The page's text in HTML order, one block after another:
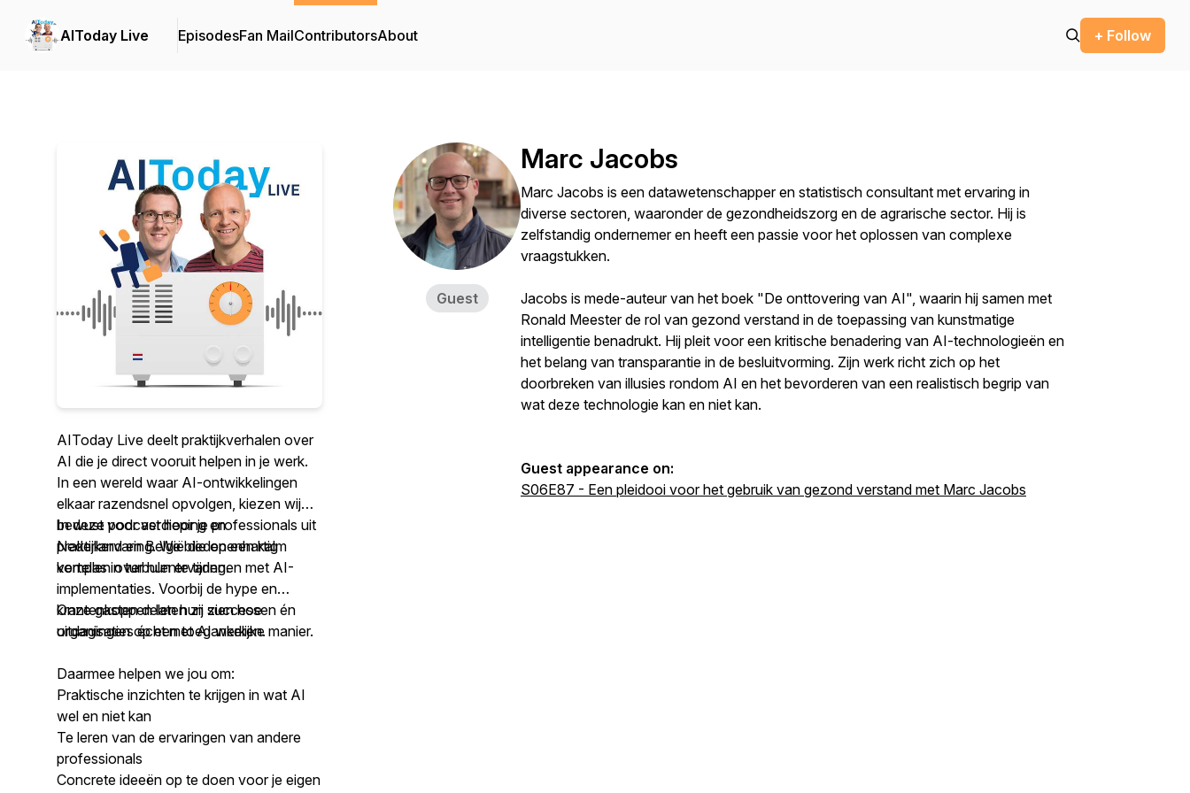
AIToday Live EpisodesFan MailContributorsAbout + Follow
AIToday Live deelt praktijkverhalen over
AI die je direct vooruit helpen in je werk.
In een wereld waar AI-ontwikkelingen
elkaar razendsnel opvolgen, kiezen wij
bewust voor verdieping en
praktijkervaring. We bieden een kalm
kompas in turbulente tijden.
In deze podcast hoor je professionals uit
Nederland en België die openhartig
vertellen over hun ervaringen met AI-
implementaties. Voorbij de hype en
krantenkoppen laten zij zien hoe
organisaties écht met AI werken.
Onze gasten delen hun successen én
uitdagingen op een toegankelijke manier.
Daarmee helpen we jou om:
Praktische inzichten te krijgen in wat AI
wel en niet kan
Te leren van de ervaringen van andere
professionals
Concrete ideeën op te doen voor je eigen
Guest
Marc Jacobs
Marc Jacobs is een datawetenschapper en statistisch consultant met ervaring in
diverse sectoren, waaronder de gezondheidszorg en de agrarische sector. Hij is
zelfstandig ondernemer en heeft een passie voor het oplossen van complexe
vraagstukken.
Jacobs is mede-auteur van het boek "De onttovering van AI", waarin hij samen met
Ronald Meester de rol van gezond verstand in de toepassing van kunstmatige
intelligentie benadrukt. Hij pleit voor een kritische benadering van AI-technologieën en
het belang van transparantie in de besluitvorming. Zijn werk richt zich op het
doorbreken van illusies rondom AI en het bevorderen van een realistisch begrip van
wat deze technologie kan en niet kan.
Guest appearance on:
S06E87 - Een pleidooi voor het gebruik van gezond verstand met Marc Jacobs